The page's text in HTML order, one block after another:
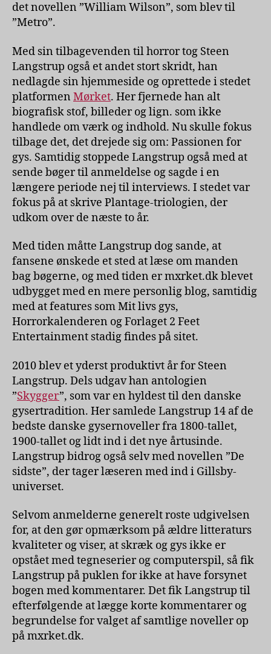
det novellen ”William Wilson”, som blev til
”Metro”.
Med sin tilbagevenden til horror tog Steen
Langstrup også et andet stort skridt, han
nedlagde sin hjemmeside og oprettede i stedet
platformen Mørket. Her fjernede han alt
biografisk stof, billeder og lign. som ikke
handlede om værk og indhold. Nu skulle fokus
tilbage det, det drejede sig om: Passionen for
gys. Samtidig stoppede Langstrup også med at
sende bøger til anmeldelse og sagde i en
længere periode nej til interviews. I stedet var
fokus på at skrive Plantage-triologien, der
udkom over de næste to år.
Med tiden måtte Langstrup dog sande, at
fansene ønskede et sted at læse om manden
bag bøgerne, og med tiden er mxrket.dk blevet
udbygget med en mere personlig blog, samtidig
med at features som Mit livs gys,
Horrorkalenderen og Forlaget 2 Feet
Entertainment stadig findes på sitet.
2010 blev et yderst produktivt år for Steen
Langstrup. Dels udgav han antologien
”Skygger”, som var en hyldest til den danske
gysertradition. Her samlede Langstrup 14 af de
bedste danske gysernoveller fra 1800-tallet,
1900-tallet og lidt ind i det nye årtusinde.
Langstrup bidrog også selv med novellen ”De
sidste”, der tager læseren med ind i Gillsby-
universet.
Selvom anmelderne generelt roste udgivelsen
for, at den gør opmærksom på ældre litteraturs
kvaliteter og viser, at skræk og gys ikke er
opstået med tegneserier og computerspil, så fik
Langstrup på puklen for ikke at have forsynet
bogen med kommentarer. Det fik Langstrup til
efterfølgende at lægge korte kommentarer og
begrundelse for valget af samtlige noveller op
på mxrket.dk.